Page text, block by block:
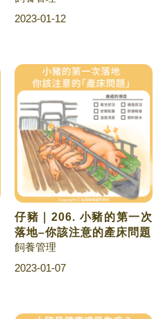
2023-01-12
仔豬｜206. 小豬的第一次
落地–你該注意的產床問題
飼養管理
2023-01-07